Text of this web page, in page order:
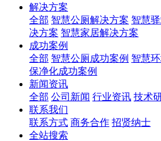
解决方案
全部 智慧公厕解决方案 智慧
决方案 智慧家居解决方案
成功案例
全部 智慧公厕成功案例 智慧
保净化成功案例
新闻资讯
全部 公司新闻 行业资讯 技术
联系我们
联系方式 商务合作 招贤纳士
全站搜索